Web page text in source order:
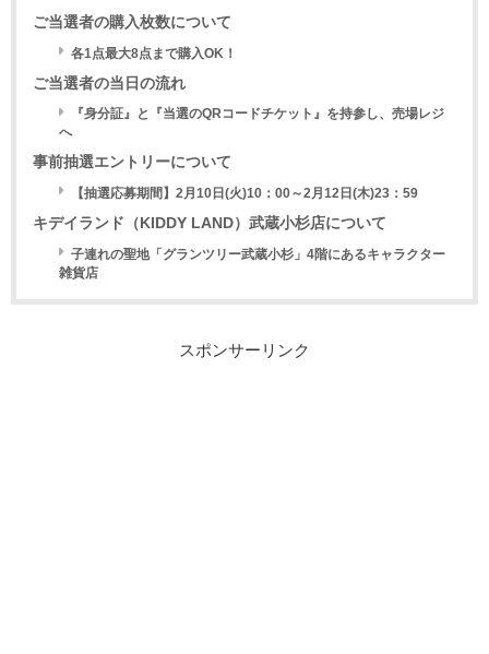
ご当選者の購入枚数について
各1点最大8点まで購入OK！
ご当選者の当日の流れ
『身分証』と『当選のQRコードチケット』を持参し、売場レジ
へ
事前抽選エントリーについて
【抽選応募期間】2月10日(火)10：00～2月12日(木)23：59
キデイランド（KIDDY LAND）武蔵小杉店について
子連れの聖地「グランツリー武蔵小杉」4階にあるキャラクター
雑貨店
スポンサーリンク